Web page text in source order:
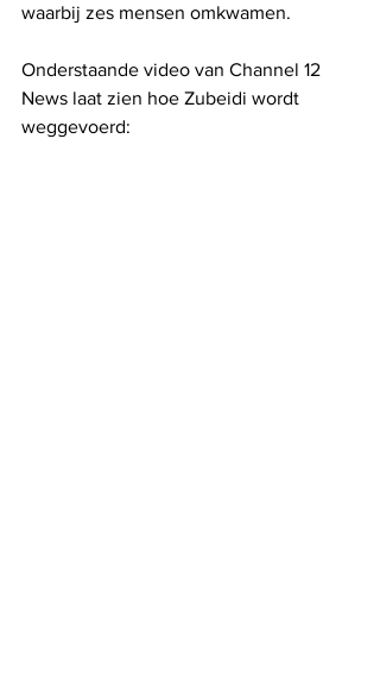
waarbij zes mensen omkwamen.
Onderstaande video van Channel 12
News laat zien hoe Zubeidi wordt
weggevoerd: